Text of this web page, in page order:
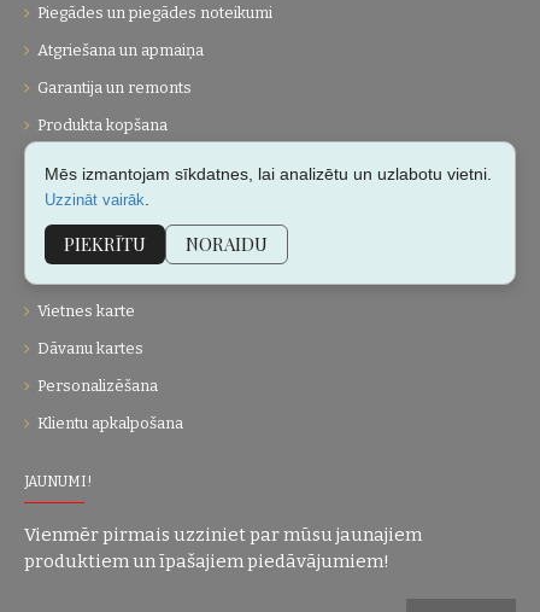
Piegādes un piegādes noteikumi
Atgriešana un apmaiņa
Garantija un remonts
Produkta kopšana
UZŅĒMUMS
Par mums
Vietnes karte
Dāvanu kartes
Personalizēšana
Klientu apkalpošana
JAUNUMI!
Vienmēr pirmais uzziniet par mūsu jaunajiem
produktiem un īpašajiem piedāvājumiem!
Mēs izmantojam sīkdatnes, lai analizētu un uzlabotu vietni.
Uzzināt vairāk
PIEKRĪTU NORAIDU